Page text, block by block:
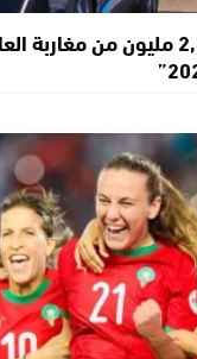
دخول أزيد من 2,7 مليون من